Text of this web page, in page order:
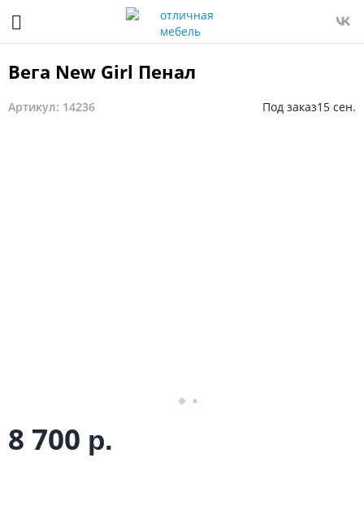
Вега New Girl Пенал
Артикул: 14236 Под заказ15 сен.
8 700 р.